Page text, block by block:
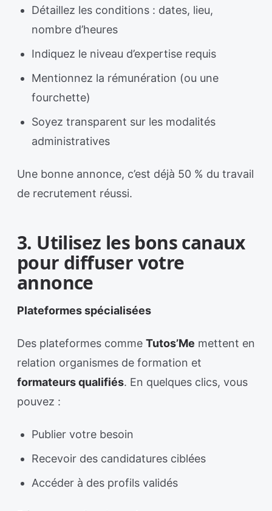
Détaillez les conditions : dates, lieu,
nombre d’heures
Indiquez le niveau d’expertise requis
Mentionnez la rémunération (ou une
fourchette)
Soyez transparent sur les modalités
administratives
Une bonne annonce, c’est déjà 50 % du travail
de recrutement réussi.
3. Utilisez les bons canaux
pour diffuser votre
annonce
Plateformes spécialisées
Des plateformes comme Tutos’Me mettent en
relation organismes de formation et
formateurs qualifiés. En quelques clics, vous
pouvez :
Publier votre besoin
Recevoir des candidatures ciblées
Accéder à des profils validés